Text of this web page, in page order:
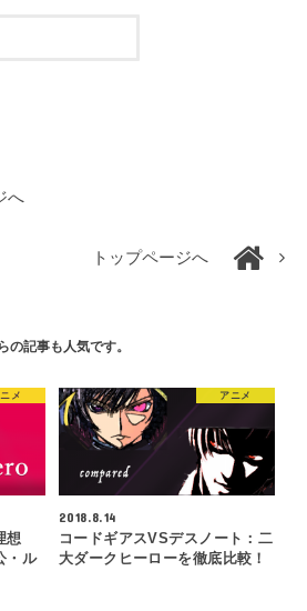
へ
トップページへ
の記事も人気です。
メ
想
・ル
アニメ
2018.8.14
コードギアスVSデスノート：二
大ダークヒーローを徹底比較！